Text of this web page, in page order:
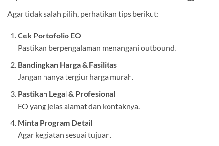
Agar tidak salah pilih, perhatikan tips berikut:
Cek Portofolio EO
Pastikan berpengalaman menangani outbound.
Bandingkan Harga & Fasilitas
Jangan hanya tergiur harga murah.
Pastikan Legal & Profesional
EO yang jelas alamat dan kontaknya.
Minta Program Detail
Agar kegiatan sesuai tujuan.